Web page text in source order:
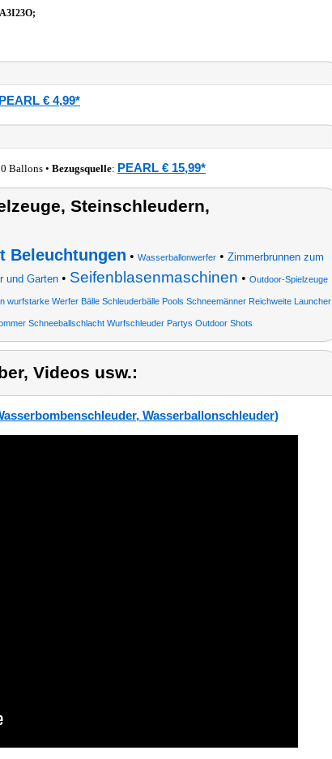
PEARL € 4,99*
Ballons • Bezugsquelle: PEARL € 15,99*
Steinschleudern,
Beleuchtungen • Wasserballonwerfer• Zimmerbrunnen zum
und Garten• Seifenblasenmaschinen • Outdoor-Spielzeuge
wurfstarke Werfer Bälle Schleuderbälle Pools Schneemänner Reichweite Launcher
Schneeballschlacht Wurfschleuder Partys Outdoor Shots
Videos usw.:
Wasserballonschleuder)